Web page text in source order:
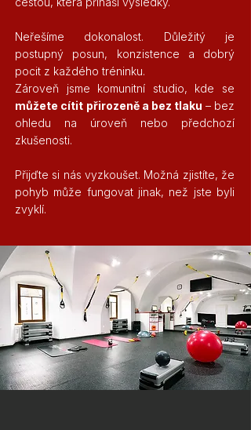
Neřešíme dokonalost. Důležitý je
postupný posun, konzistence a dobrý
pocit z každého tréninku.
Zároveň jsme komunitní studio, kde se
můžete cítit přirozeně a bez tlaku – bez
ohledu na úroveň nebo předchozí
zkušenosti.
Přijďte si nás vyzkoušet. Možná zjistíte, že
pohyb může fungovat jinak, než jste byli
zvyklí.